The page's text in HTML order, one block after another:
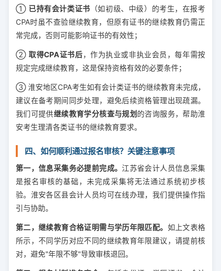
① 已持有会计类证书 （如初级、中级）的考生，在报考
CPA时虽不查验继续教育，但原有证书的继续教育仍需正
常完成，否则可能影响证书的有效性；
②取得CPA证书后，作为执业或非执业会员，每年需按
规定完成继续教育，这是保持资格有效的必要条件；
③ 淮安地区CPA考生如有会计类证书的继续教育未完成，
建议在备考期间同步处理，避免后续资格管理出现疏漏。
我们可提供继续教育学分核查与规划 的咨询服务，帮助淮
安考生理清各类证书的继续教育要求。
四、如何顺利通过报名审核？关键注意事项
第一，信息采集务必提前完成。江苏省会计人员信息采集
是报名审核的基础，未完成采集将无法通过系统初步核
验。淮安各区县会计人员均可在线办理，我们提供操作指
引与协助。
第二，继续教育合格证明需与学历年限匹配。 如上文表格
所示，不同学历对应不同的继续教育年限建议，请提前核
对，避免"年限不够"导致审核退回。